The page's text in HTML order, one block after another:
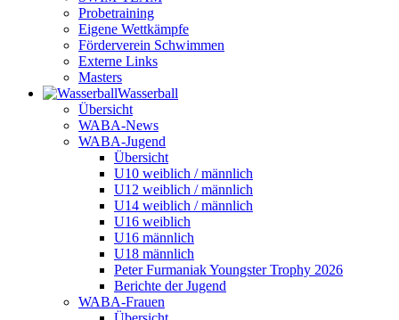
Probe­training
Eigene Wettkämpfe
Förderverein Schwimmen
Externe Links
Masters
Wasser­ball
Übersicht
WABA-News
WABA-Jugend
Übersicht
U10 weiblich / männlich
U12 weiblich / männlich
U14 weiblich / männlich
U16 weiblich
U16 männlich
U18 männlich
Peter Furmaniak Youngster Trophy 2026
Berichte der Jugend
WABA-Frauen